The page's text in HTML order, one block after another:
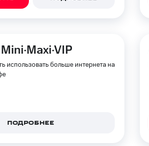
использовать больше интернета на
ПОДРОБНЕЕ